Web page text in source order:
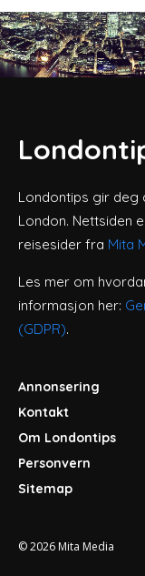
Londontips gir deg
London. Nettsiden
reisesider fra Mita
Les mer om
informasjon her:
(GDPR).
Annonsering
Kontakt
Om Londontips
Personvern
Sitemap
© 2026 Mita Media